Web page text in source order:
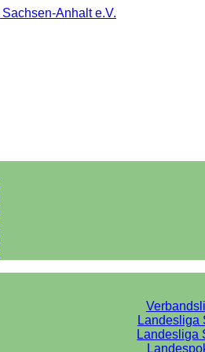
Landesliga
Landesliga